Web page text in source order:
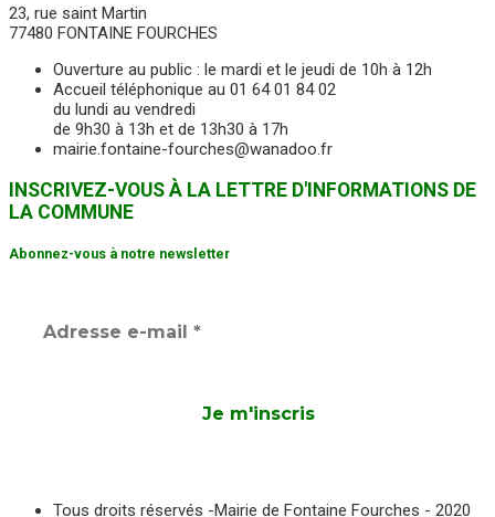
23, rue saint Martin
77480 FONTAINE FOURCHES
Ouverture au public : le mardi et le jeudi de 10h à 12h
Accueil téléphonique au 01 64 01 84 02
du lundi au vendredi
de 9h30 à 13h et de 13h30 à 17h
mairie.fontaine-fourches@wanadoo.fr
INSCRIVEZ-VOUS À LA LETTRE D'INFORMATIONS DE
LA COMMUNE
Abonnez-vous à notre newsletter
Tous droits réservés -Mairie de Fontaine Fourches - 2020